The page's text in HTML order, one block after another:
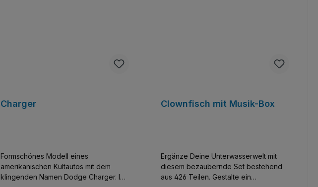
Charger
Formschönes Modell eines
amerikanischen Kultautos mit dem
klingenden Namen Dodge Charger. In
Clownfisch mit Musik-Box
Ergänze Deine Unterwasserwelt mit
diesem bezaubernde Set bestehend
aus 426 Teilen. Gestalte ein